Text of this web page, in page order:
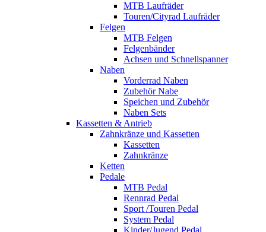
MTB Laufräder
Touren/Cityrad Laufräder
Felgen
MTB Felgen
Felgenbänder
Achsen und Schnellspanner
Naben
Vorderrad Naben
Zubehör Nabe
Speichen und Zubehör
Naben Sets
Kassetten & Antrieb
Zahnkränze und Kassetten
Kassetten
Zahnkränze
Ketten
Pedale
MTB Pedal
Rennrad Pedal
Sport /Touren Pedal
System Pedal
Kinder/Jugend Pedal